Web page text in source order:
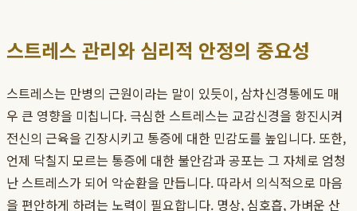
스트레스 관리와 심리적 안정의 중요성
스트레스는 만병의 근원이라는 말이 있듯이, 삼차신경통에도 매
우 큰 영향을 미칩니다. 극심한 스트레스는 교감신경을 항진시켜
전신의 근육을 긴장시키고 통증에 대한 민감도를 높입니다. 또한,
언제 닥칠지 모르는 통증에 대한 불안감과 공포는 그 자체로 엄청
난 스트레스가 되어 악순환을 만듭니다. 따라서 의식적으로 마음
을 편안하게 하려는 노력이 필요합니다. 명상, 심호흡, 가벼운 산